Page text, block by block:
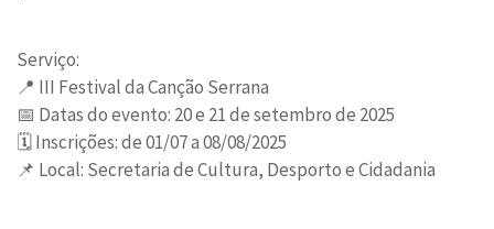
Serviço:
📍 III Festival da Canção Serrana
📅 Datas do evento: 20 e 21 de setembro de 2025
🗓 Inscrições: de 01/07 a 08/08/2025
📌 Local: Secretaria de Cultura, Desporto e Cidadania